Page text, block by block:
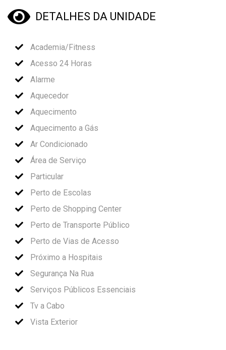
DETALHES DA UNIDADE
Academia/Fitness
Acesso 24 Horas
Alarme
Aquecedor
Aquecimento
Aquecimento a Gás
Ar Condicionado
Área de Serviço
Particular
Perto de Escolas
Perto de Shopping Center
Perto de Transporte Público
Perto de Vias de Acesso
Próximo a Hospitais
Segurança Na Rua
Serviços Públicos Essenciais
Tv a Cabo
Vista Exterior